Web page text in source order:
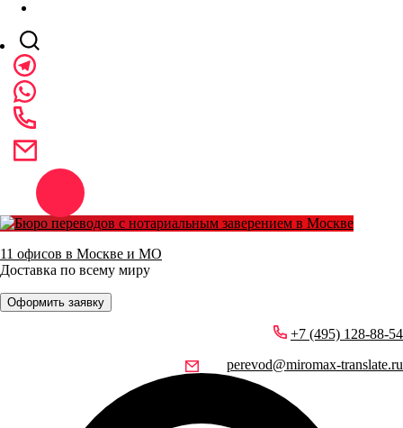
11 офисов в Москве и МО
Доставка по всему миру
Оформить заявку
+7 (495) 128-88-54
perevod@miromax-translate.ru